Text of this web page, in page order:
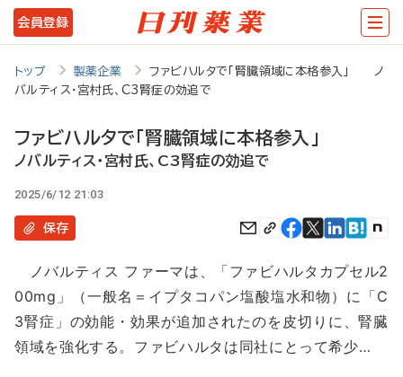
メ
イ
ツ
に
動
会員登録
トップ 製薬企業
ファビハルタで「腎臓領域に本格参入」 ノ
バルティス・宮村氏、C3腎症の効追で
ファビハルタで「腎臓領域に本格参入」
ノバルティス・宮村氏、C3腎症の効追で
2025/6/12 21:03
保存
ノバルティス ファーマは、「ファビハルタカプセル2
00mg」（一般名＝イプタコパン塩酸塩水和物）に「C
3腎症」の効能・効果が追加されたのを皮切りに、腎臓
領域を強化する。ファビハルタは同社にとって希少…